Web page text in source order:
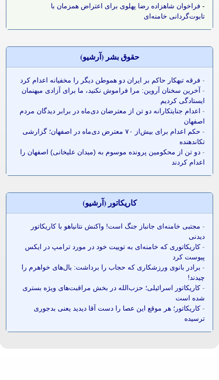
- فراخوان شاهزاده رضا پهلوی برای اعتراض همزمان با
تابوت‌گردانی خامنه‌ای
حقوق بشر (آرشيو)
- فرقه تبهکار حاکم بر ایران دو هموطن دیگر را مخفیانه اعدام کرد
- آخرین سخنان آروین: مرا فراموش نکنید، ما برای آزادی میهنمان
ایستادگی کردیم
- اعدام جنایتکارانه دو تن از معترضان دی‌ماه در برابر دیدگان مردم
اصفهان
-
حکم اعدام برای بیش‌از ۷۰ معترض دی‌ماه در اصفهان؛ گزارشی
تکاندهنده
- دو تن از محکومین پرونده موسوم به (میدان علیخانی) اصفهان را
اعدام کردند
کاريکاتور (آرشيو)
- مجتبی خامنه‌ای جانباز جنگ است! واکنش نتانیاهو با کاریکاتور
دیدنی
- کاریکاتوری که خامنه‌ای به توییت خود در مورد ترامپ در ایکس
پیوست کرد
- برادر بانوی ورزشکاری که حجاب را برداشت: بال‌های خواهرم را
چیدند!
- کاریکاتور اسرائیلی؛ حزب‌الله در بخش مراقبت‌های ویژه بستری
شده است
- کاریکاتور؛ هر موقع این عصا را دست آقا دیدید یعنی بدجوری
ترسیده